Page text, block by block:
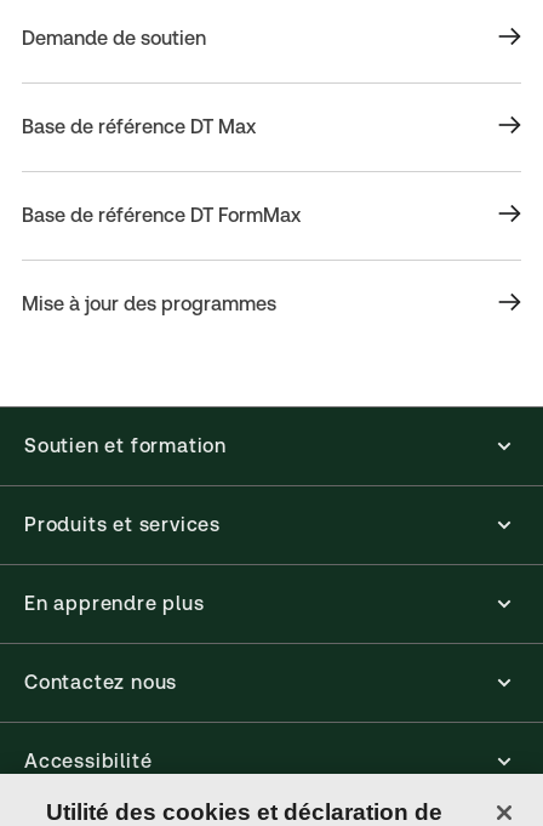
Demande de soutien
Base de référence DT Max
Base de référence DT FormMax
Mise à jour des programmes
Soutien et formation
Produits et services
En apprendre plus
Contactez nous
Accessibilité
Utilité des cookies et déclaration de